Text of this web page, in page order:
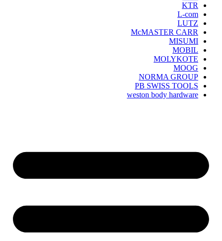
KTR
L-com
LUTZ
McMASTER CARR
MISUMI
MOBIL
MOLYKOTE
MOOG
NORMA GROUP
PB SWISS TOOLS
weston body hardware